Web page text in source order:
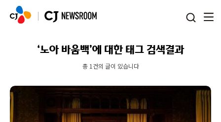
‘노아 바움백’에 대한 태그 검색결과
총 1건의 글이 있습니다